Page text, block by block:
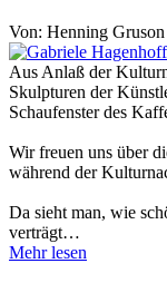
Von: Henning Gruson
Aus Anlaß der
Skulpturen der
Schaufenster des
Wir freuen uns über
während der
Da sieht man, wie
verträgt…
Mehr lesen